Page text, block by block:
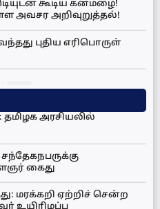
கூடிய கனமழை!
அவசர அறிவுறுத்தல்!
புதிய எரிபொருள்
அரசியலில்
கைது
மரக்கறி ஏற்றிச் சென்ற